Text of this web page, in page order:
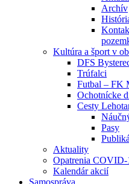
Archív
Kultúra a šport v
DFS
Trúfalci
Futbal – FK
Ochotnícke
Cesty
Pasy
Aktuality
Opatrenia COVID-
Kalendár akcií
Samospráva